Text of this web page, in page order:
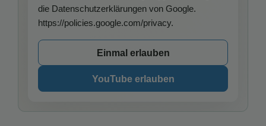
die Datenschutzerklärungen von Google.
https://policies.google.com/privacy.
Einmal erlauben
YouTube erlauben